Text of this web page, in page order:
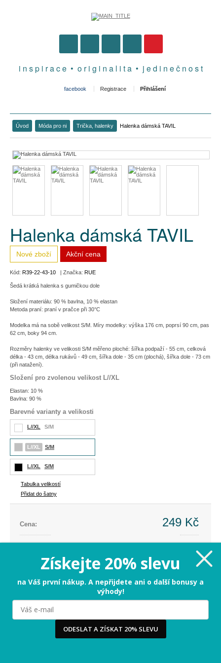
i n s p i r a c e • o r i g i n a l i t a • j e d i n e č n o s t
facebook Registrace Přihlášení
Úvod Móda pro ni Trička, halenky Halenka dámská TAVIL
Halenka dámská TAVIL
Nové zboží Akční cena
Kód: R39-22-43-10 | Značka: RUE
Šedá krátká halenka s gumičkou dole
Složení materiálu: 90 % bavlna, 10 % elastan
Metoda praní: praní v pračce při 30°C
Modelka má na sobě velikost S/M. Míry modelky: výška 176 cm, poprsí 90 cm, pas
62 cm, boky 94 cm.
Rozměry halenky ve velikosti S/M měřeno ploché: šířka podpaží - 55 cm, celková
délka - 43 cm, délka rukávů - 49 cm, šířka dole - 35 cm (plochá), šířka dole - 73 cm
(při natažení).
Složení pro zvolenou velikost L//XL
Elastan: 10 %
Bavlna: 90 %
Barevné varianty a velikosti
L//XL S/M
L//XL S/M
L//XL S/M
Tabulka velikostí
Přidat do šatny
Cena: 249 Kč
-330 Kč (-57%)
PŘIDAT DO KOŠÍKU
Tabulka velikostí
Milujeme cookies!
Používáme cookies, abychom vám nabídli ten nejlepší
zážitek na našem webu a obsah, který vás opravdu
Získejte 20% slevu
na Váš první nákup. A nepřijdete ani o další bonusy a
výhody!
ODESLAT A ZÍSKAT 20% SLEVU